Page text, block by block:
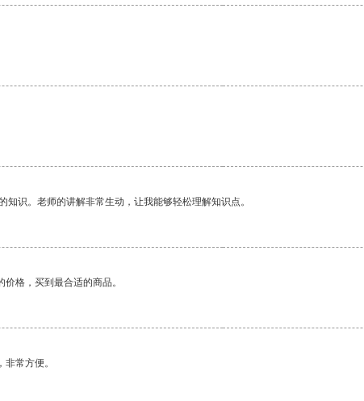
识。老师的讲解非常生动，让我能够轻松理解知识点。
格，买到最合适的商品。
常方便。